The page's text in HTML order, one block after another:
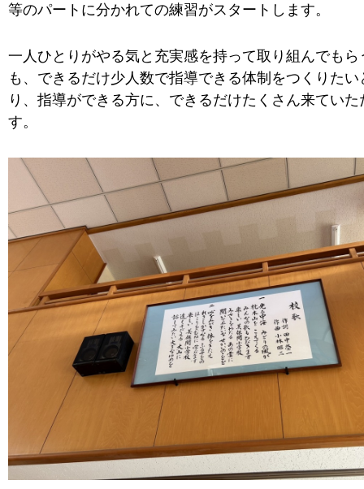
等のパートに分かれての練習がスタートします。
一人ひとりがやる気と充実感を持って取り組んでもら
も、できるだけ少人数で指導できる体制をつくりたい
り、指導ができる方に、できるだけたくさん来ていた
す。